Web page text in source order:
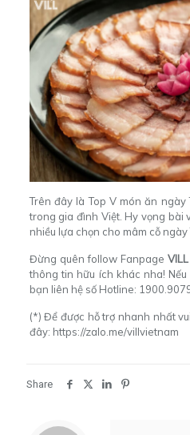
Trên đây là Top V món ăn
trong gia đình Việt. Hy vọng bài
nhiều lựa chọn cho mâm cỗ ngày
Đừng quên follow Fanpage
thông tin hữu ích khác nha!
bạn liên hệ số Hotline:
(*) Để được hỗ trợ nhanh nhất
đây: https://zalo.me/villvietnam
Share